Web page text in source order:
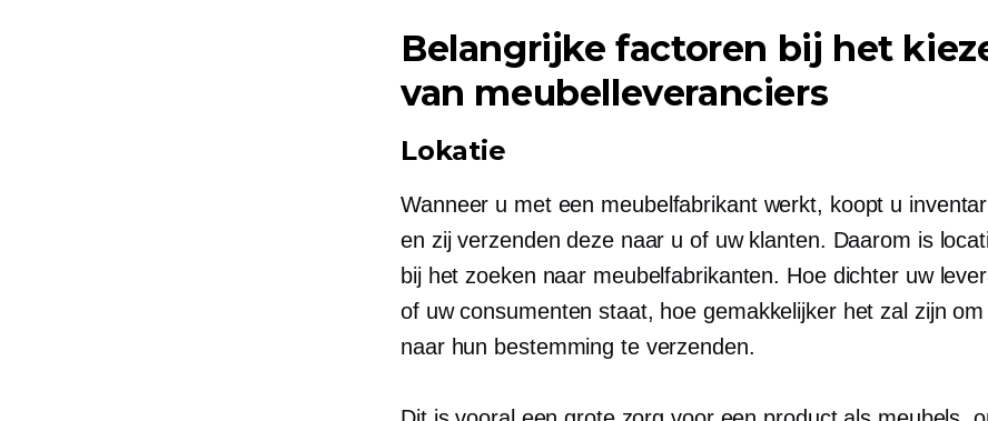
Belangrijke factoren bij het
van meubelleveranciers
Lokatie
Wanneer u met een meubelfabrikant werkt, koopt u
en zij verzenden deze naar u of uw klanten. Daarom is
bij het zoeken naar meubelfabrikanten. Hoe dichter uw
of uw consumenten staat, hoe gemakkelijker het zal zijn
naar hun bestemming te verzenden.